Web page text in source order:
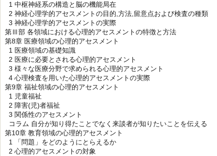
1 中枢神経系の構造と脳の機能局在
2 神経心理学的アセスメントの目的,方法,留意点および検査の種類
3 神経心理学的アセスメントの実際
第Ⅲ部 各領域における心理的アセスメントの特徴と方法
第8章 医療領域の心理的アセスメント
1 医療領域の基礎知識
2 医療に必要とされる心理的アセスメント
3 様々な医療分野で求められる心理的アセスメント
4 心理検査を用いた心理的アセスメントの実際
第9章 福祉領域の心理的アセスメント
1 児童福祉
2 障害(児)者福祉
3 関係性のアセスメント
コラム 自分が知り得たことでなく来談者が知りたいことを伝える
第10章 教育領域の心理的アセスメント
1 「問題」をどのようにとらえるか
2 心理的アセスメントの対象